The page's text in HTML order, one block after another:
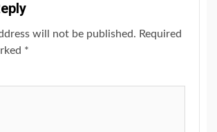
will not be published. Required
*